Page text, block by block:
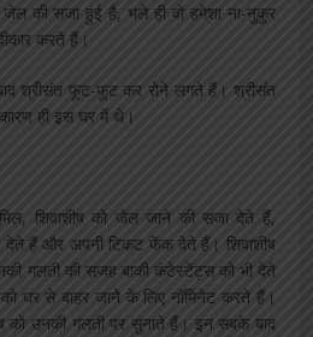
की सजा हुई है, भले ही वो हमेशा ना-नुकुर
करते हैं।
श्रीसंत फूट-फूट कर रोने लगते हैं। श्रीसंत
ही इस घर में थे।
शिवाशीष को जेल जाने की सजा देते हैं,
देते हैं और अपनी टिकट फेंक देते हैं। शिवाशीष
गलती की सजह बाकी कंटेस्टेंट्स को भी देते
घर से बाहर जाने के लिए नॉमिनेट करते हैं।
को उनकी गलती पर सुनाते हैं। इन सबके बाद